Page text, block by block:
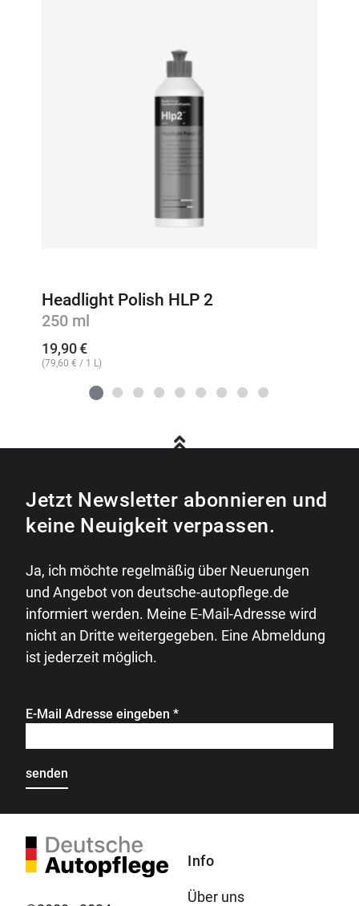
Headlight Polish HLP 2
250 ml
19,90€
(79,60 € / 1 L)
Jetzt Newsletter abonnieren und
keine Neuigkeit verpassen.
Ja, ich möchte regelmäßig über Neuerungen
und Angebot von deutsche-autopflege.de
informiert werden. Meine E-Mail-Adresse wird
nicht an Dritte weitergegeben. Eine Abmeldung
ist jederzeit möglich.
E-Mail Adresse eingeben*
Info
Über uns